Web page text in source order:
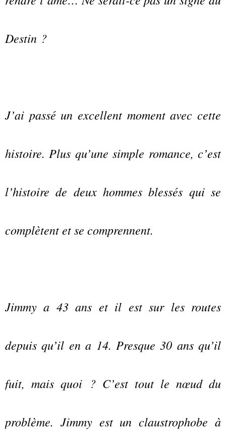
Destin ?
J’ai passé un excellent moment avec cette
histoire. Plus qu’une simple romance, c’est
l’histoire de deux hommes blessés qui se
complètent et se comprennent.
Jimmy a 43 ans et il est sur les routes
depuis qu’il en a 14. Presque 30 ans qu’il
fuit, mais quoi ? C’est tout le nœud du
problème. Jimmy est un claustrophobe à